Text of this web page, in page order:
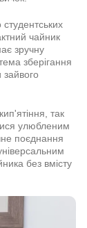
чайник
зручну
зберігання
зайвого
так
улюбленим
поєднання
без вмісту